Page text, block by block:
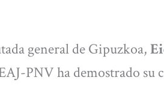
general de Gipuzkoa,
PNV ha demostrado su